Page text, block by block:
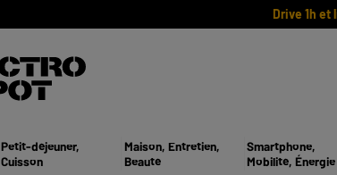
Drive 1h
Petit-déjeuner,
Cuisson
Maison, Entretien,
Beauté
Smartphone,
Mobilité, Énergie